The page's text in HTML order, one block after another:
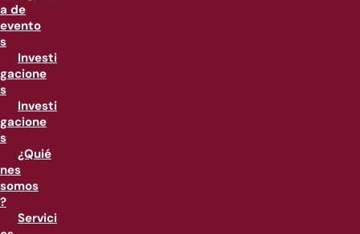
a de
evento
s
Investi
gacione
s
Investi
gacione
s
¿Quié
nes
somos
?
Servici